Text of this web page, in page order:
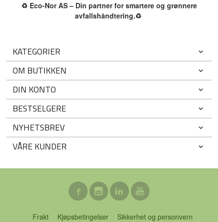
♻️ Eco-Nor AS – Din partner for smartere og grønnere
avfallshåndtering.♻️
KATEGORIER
OM BUTIKKEN
DIN KONTO
BESTSELGERE
NYHETSBREV
VÅRE KUNDER
Frakt Kjøpsbetingelser Sikkerhet og personvern